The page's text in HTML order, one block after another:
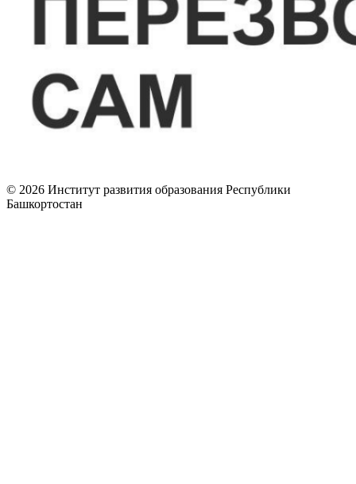
© 2026 Институт развития образования Республики
Башкортостан